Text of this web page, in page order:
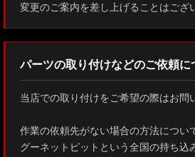
変更のご案内を差し上げることはござ
パーツの取り付けなどのご依頼に
当店での取り付けをご希望の際はお問
作業の依頼先がない場合の方法につい
グーネットピットという全国の持ち込